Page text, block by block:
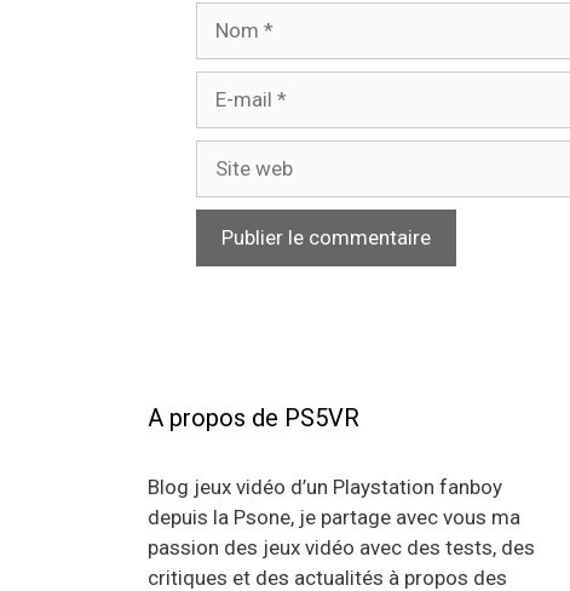
mail
web
A propos de PS5VR
Blog jeux vidéo d’un Playstation fanboy
depuis la Psone, je partage avec vous ma
passion des jeux vidéo avec des tests, des
critiques et des actualités à propos des